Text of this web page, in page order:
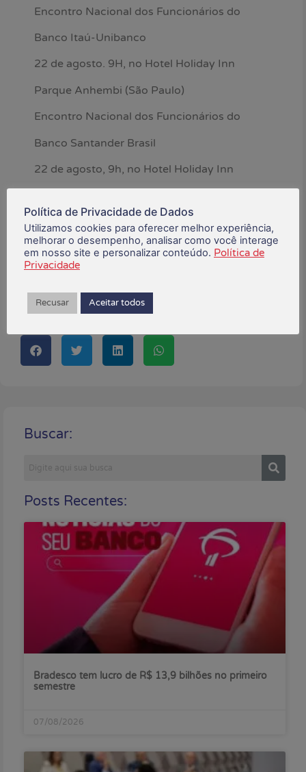
Encontro Nacional dos Funcionários do
Banco Itaú-Unibanco
22 de agosto. 9H, no Hotel Holiday Inn
Parque Anhembi (São Paulo)
Encontro Nacional dos Funcionários do
Banco Santander Brasil
22 de agosto, 9h, no Hotel Holiday Inn
*Fonte: Bancários do Rio
maio 8, 2025
Está gostando do conteúdo?
Compartilhe!
Buscar:
Posts Recentes:
Bradesco tem lucro de R$ 13,9 bilhões no primeiro
semestre
07/08/2026
Política de Privacidade de Dados
Utilizamos cookies para oferecer melhor experiência,
melhorar o desempenho, analisar como você interage
em nosso site e personalizar conteúdo. Política de
Privacidade
Recusar Aceitar todos